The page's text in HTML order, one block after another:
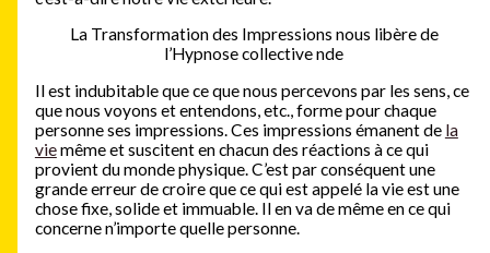
La Transformation des Impressions nous libère de
l’Hypnose collective nde
Il est indubitable que ce que nous percevons par les sens, ce
que nous voyons et entendons, etc., forme pour chaque
personne ses impressions. Ces impressions émanent de la
viemême et suscitent en chacun des réactions à ce qui
provient du monde physique. C’est par conséquent une
grande erreur de croire que ce qui est appelé la vie est une
chose fixe, solide et immuable. Il en va de même en ce qui
concerne n’importe quelle personne.